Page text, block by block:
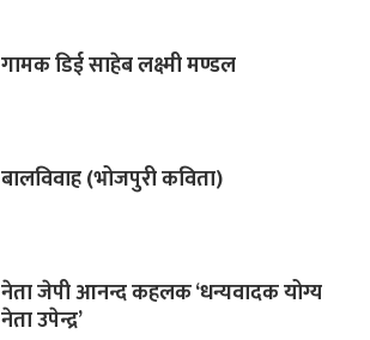
गामक डिई साहेब लक्ष्मी मण्डल
बालविवाह (भोजपुरी कविता)
नेता जेपी आनन्द कहलक ‘धन्यवादक योग्य
नेता उपेन्द्र’